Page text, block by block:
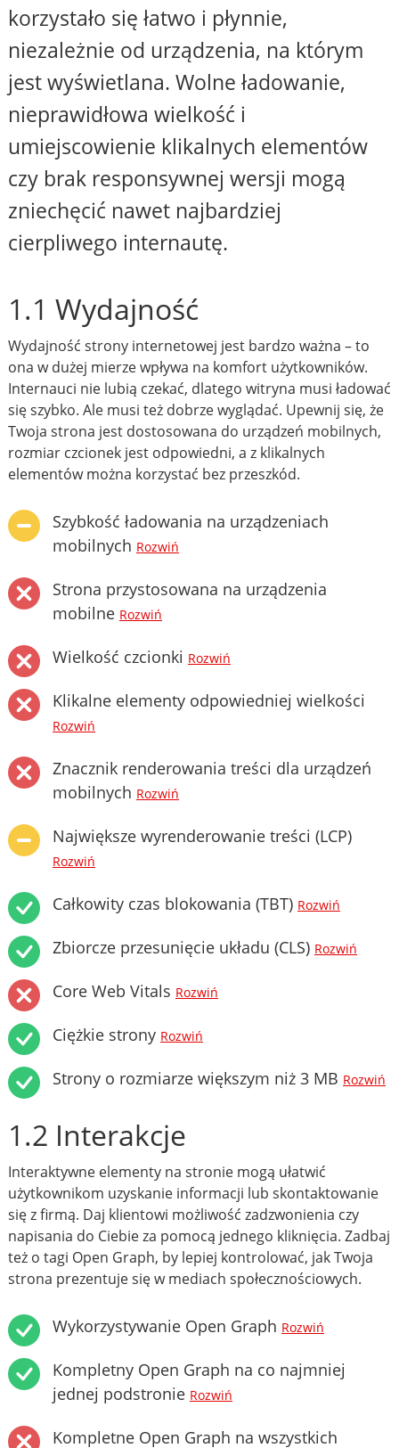
korzystało się łatwo i płynnie,
niezależnie od urządzenia, na którym
jest wyświetlana. Wolne ładowanie,
nieprawidłowa wielkość i
umiejscowienie klikalnych elementów
czy brak responsywnej wersji mogą
zniechęcić nawet najbardziej
cierpliwego internautę.
1.1 Wydajność
Wydajność strony internetowej jest bardzo ważna – to
ona w dużej mierze wpływa na komfort użytkowników.
Internauci nie lubią czekać, dlatego witryna musi ładować
się szybko. Ale musi też dobrze wyglądać. Upewnij się, że
Twoja strona jest dostosowana do urządzeń mobilnych,
rozmiar czcionek jest odpowiedni, a z klikalnych
elementów można korzystać bez przeszkód.
Szybkość ładowania na urządzeniach
mobilnych Rozwiń
Strona przystosowana na urządzenia
mobilne Rozwiń
Wielkość czcionki Rozwiń
Klikalne elementy odpowiedniej wielkości
Rozwiń
Znacznik renderowania treści dla urządzeń
mobilnych Rozwiń
Największe wyrenderowanie treści (LCP)
Rozwiń
Całkowity czas blokowania (TBT) Rozwiń
Zbiorcze przesunięcie układu (CLS) Rozwiń
Core Web Vitals Rozwiń
Ciężkie strony Rozwiń
Strony o rozmiarze większym niż 3 MB Rozwiń
1.2 Interakcje
Interaktywne elementy na stronie mogą ułatwić
użytkownikom uzyskanie informacji lub skontaktowanie
się z firmą. Daj klientowi możliwość zadzwonienia czy
napisania do Ciebie za pomocą jednego kliknięcia. Zadbaj
też o tagi Open Graph, by lepiej kontrolować, jak Twoja
strona prezentuje się w mediach społecznościowych.
Wykorzystywanie Open Graph Rozwiń
Kompletny Open Graph na co najmniej
jednej podstronie Rozwiń
Kompletne Open Graph na wszystkich